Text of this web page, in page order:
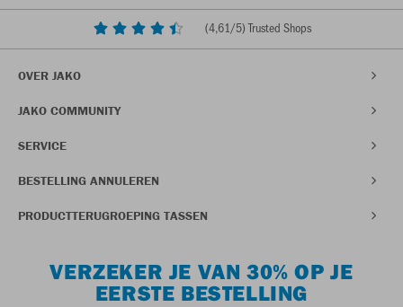
(4,61/5) Trusted Shops
OVER JAKO
JAKO COMMUNITY
SERVICE
BESTELLING ANNULEREN
PRODUCTTERUGROEPING TASSEN
VERZEKER JE VAN 30% OP JE
EERSTE BESTELLING